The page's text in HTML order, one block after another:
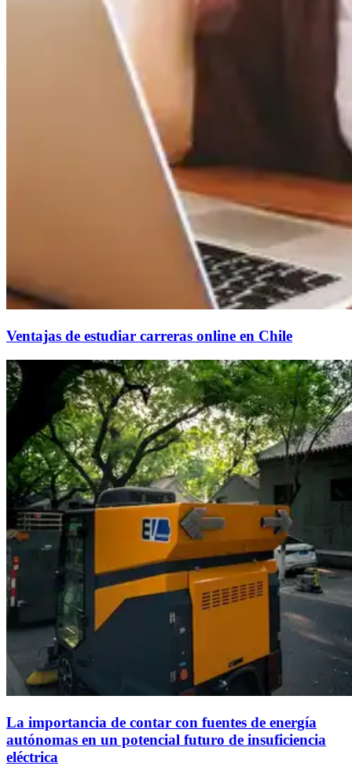
Ventajas de estudiar carreras online en Chile
La importancia de contar con fuentes de energía
autónomas en un potencial futuro de insuficiencia
eléctrica